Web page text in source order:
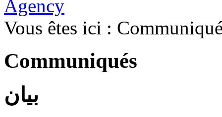
Vous êtes ici :
Communiqués
بيان